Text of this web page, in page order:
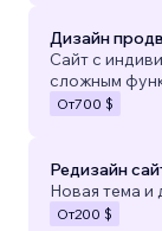
Дизайн
Сайт с
сложным
От700 $
Редизайн
Новая тема и
От200 $